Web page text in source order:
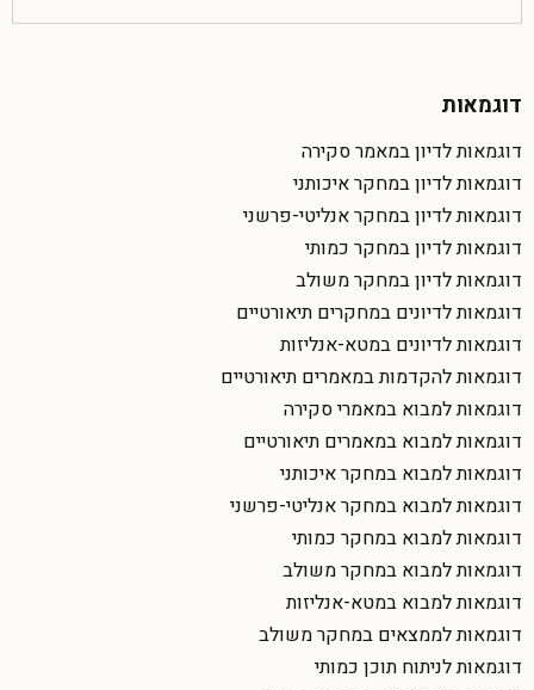
דוגמאות
דוגמאות לדיון במאמר סקירה
דוגמאות לדיון במחקר איכותני
דוגמאות לדיון במחקר אנליטי-פרשני
דוגמאות לדיון במחקר כמותי
דוגמאות לדיון במחקר משולב
דוגמאות לדיונים במחקרים תיאורטיים
דוגמאות לדיונים במטא-אנליזות
דוגמאות להקדמות במאמרים תיאורטיים
דוגמאות למבוא במאמרי סקירה
דוגמאות למבוא במאמרים תיאורטיים
דוגמאות למבוא במחקר איכותני
דוגמאות למבוא במחקר אנליטי-פרשני
דוגמאות למבוא במחקר כמותי
דוגמאות למבוא במחקר משולב
דוגמאות למבוא במטא-אנליזות
דוגמאות לממצאים במחקר משולב
דוגמאות לניתוח תוכן כמותי